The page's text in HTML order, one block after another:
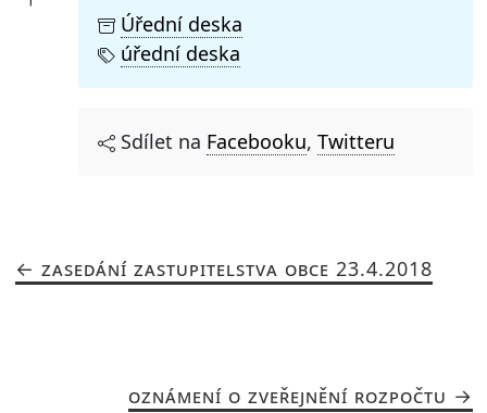
Úřední deska
úřední deska
Sdílet na Facebooku, Twitteru
ZASEDÁNÍ ZASTUPITELSTVA OBCE 23.4.2018
OZNÁMENÍ O ZVEŘEJNĚNÍ ROZPOČTU